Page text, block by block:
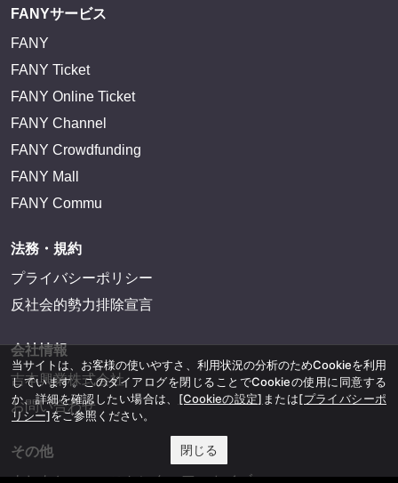
FANYサービス
FANY
FANY Ticket
FANY Online Ticket
FANY Channel
FANY Crowdfunding
FANY Mall
FANY Commu
法務・規約
プライバシーポリシー
反社会的勢力排除宣言
会社情報
吉本興業株式会社
お問い合わせ
その他
当サイトは、お客様の使いやすさ、利用状況の分析のためCookieを利用
しています。このダイアログを閉じることでCookieの使用に同意する
か、詳細を確認したい場合は、 [Cookieの設定] または[プライバシーポ
リシー]をご参照ください。
閉じる